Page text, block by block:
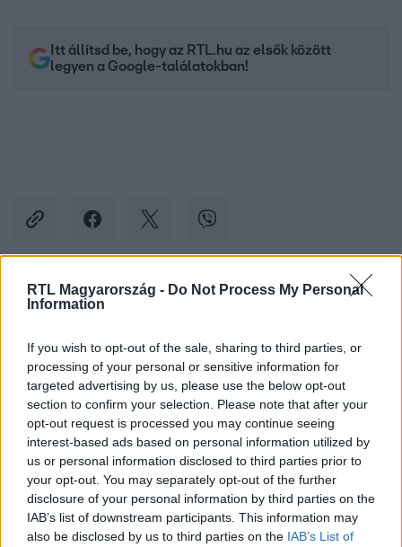
RTL Magyarország - Do Not Process My Personal
Information
If you wish to opt-out of the sale, sharing to third parties, or
processing of your personal or sensitive information for
targeted advertising by us, please use the below opt-out
section to confirm your selection. Please note that after your
opt-out request is processed you may continue seeing
interest-based ads based on personal information utilized by
us or personal information disclosed to third parties prior to
your opt-out. You may separately opt-out of the further
disclosure of your personal information by third parties on the
IAB’s list of downstream participants. This information may
also be disclosed by us to third parties on the IAB’s List of
Itt állítsd be, hogy az RTL.hu az elsők között
legyen a Google-találatokban!
Kövess minket, és értesülj a friss hírekről a
Követem
KÜLFÖLD OROSZORSZÁG # HAZAÁRULÁS
#BÖRTÖNBÜNTETÉS #ILJA SZACSKOV